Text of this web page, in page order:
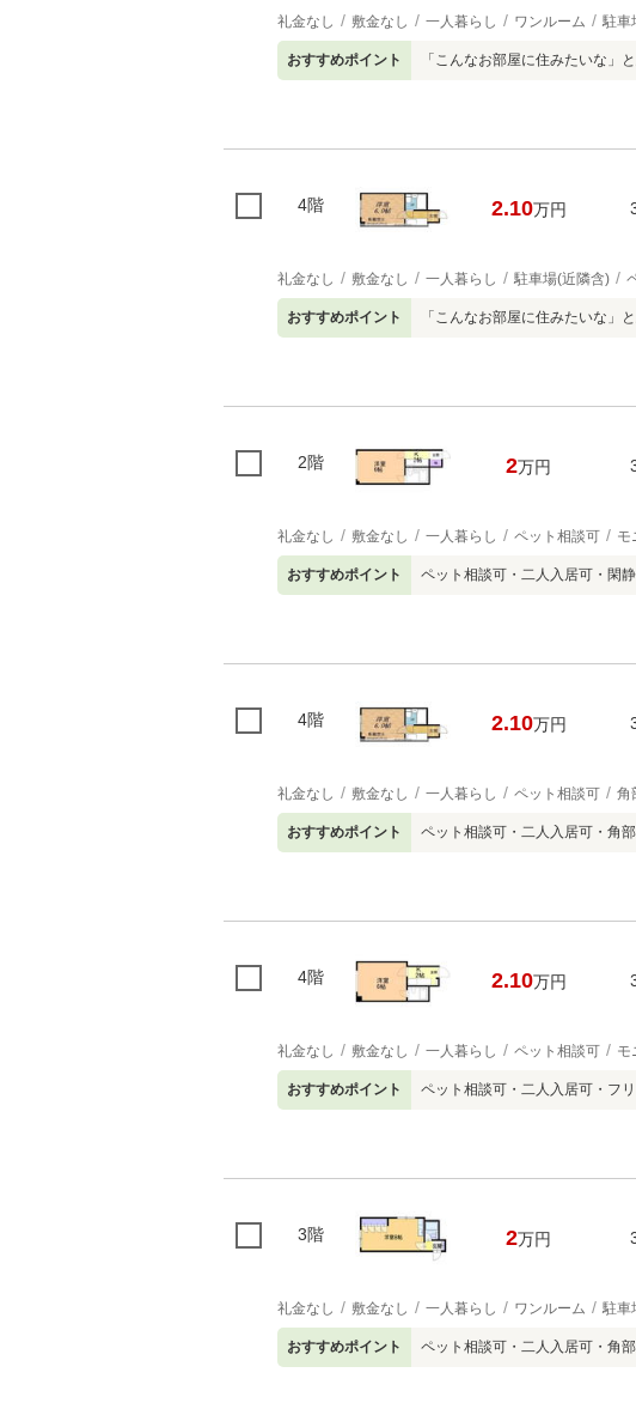
礼金なし 敷金なし 一人暮らし ワンルーム 駐車
おすすめポイント 「こんなお部屋に住みたいな」
4階 2.10万円
礼金なし 敷金なし 一人暮らし 駐車場(近隣含)
おすすめポイント 「こんなお部屋に住みたいな」
2階 2万円
礼金なし 敷金なし 一人暮らし ペット相談可 モ
おすすめポイント ペット相談可・二人入居可・閑
4階 2.10万円
礼金なし 敷金なし 一人暮らし ペット相談可 角
おすすめポイント ペット相談可・二人入居可・角
4階 2.10万円
礼金なし 敷金なし 一人暮らし ペット相談可 モ
おすすめポイント ペット相談可・二人入居可・フ
3階 2万円
礼金なし 敷金なし 一人暮らし ワンルーム 駐車
おすすめポイント ペット相談可・二人入居可・角